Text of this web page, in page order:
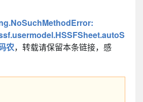
农，转载请保留本条链接，感